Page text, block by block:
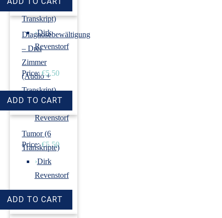
(Audio +
Transkript)
›Dirk
Revenstorf
Price: €5.50
Diagnosebewältigung
– Drei
Zimmer
(Audio +
Transkript)
›Dirk
Revenstorf
Price: €5.50
Tumor (6
Transkripte)
›Dirk
Revenstorf
Price: €18.00